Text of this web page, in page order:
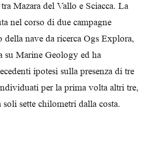
Mazara del Vallo e Sciacca. La
nel corso di due campagne
della nave da ricerca Ogs Explora,
su Marine Geology ed ha
ipotesi sulla presenza di tre
per la prima volta altri tre,
sette chilometri dalla costa.